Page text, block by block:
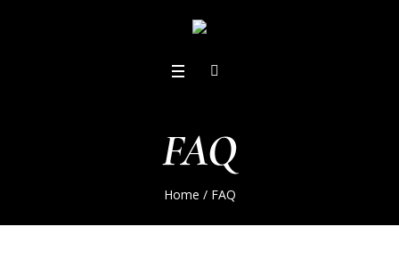
FAQ
Home / FAQ